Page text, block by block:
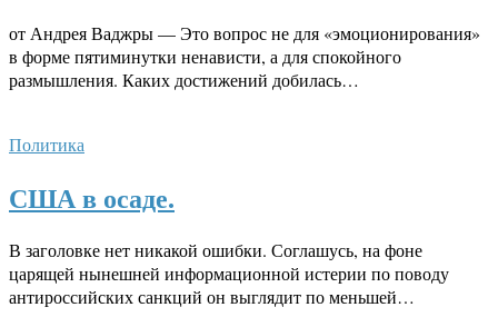
от Андрея Ваджры — Это вопрос не для «эмоционирования»
в форме пятиминутки ненависти, а для спокойного
размышления. Каких достижений добилась…
Политика
США в осаде.
В заголовке нет никакой ошибки. Соглашусь, на фоне
царящей нынешней информационной истерии по поводу
антироссийских санкций он выглядит по меньшей…